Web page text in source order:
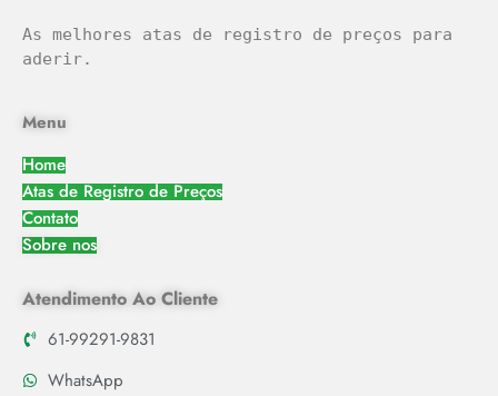
As melhores atas de registro de preços para
aderir.
Menu
Home
Atas de Registro de Preços
Contato
Sobre nos
Atendimento Ao Cliente
61-99291-9831
WhatsApp